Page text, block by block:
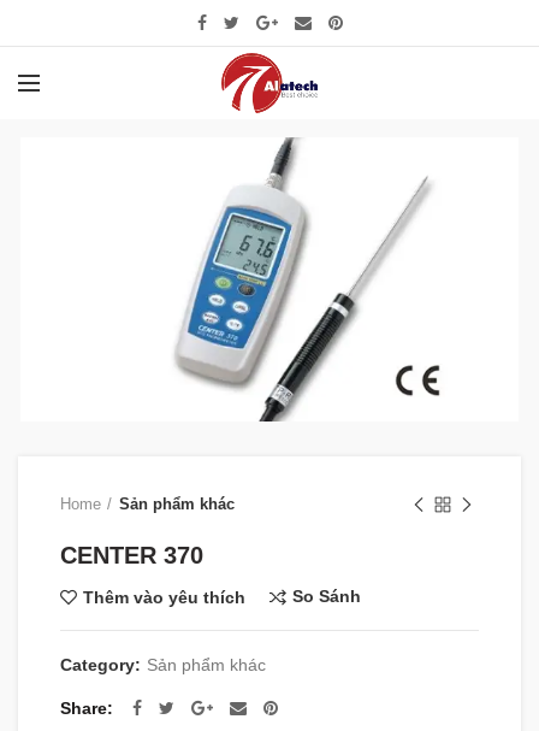
Home Sản phẩm khác
CENTER 370
Thêm vào yêu thích So Sánh
Category: Sản phẩm khác
Share